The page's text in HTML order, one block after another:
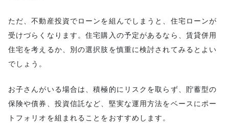
ただ、不動産投資でローンを組んでしまうと、住宅ローンが
受けづらくなります。住宅購入の予定があるなら、賃貸併用
住宅を考えるか、別の選択肢を慎重に検討されてみるとよい
でしょう。
お子さんがいる場合は、積極的にリスクを取らず、貯蓄型の
保険や債券、投資信託など、堅実な運用方法をベースにポー
トフォリオを組まれることをおすすめします。